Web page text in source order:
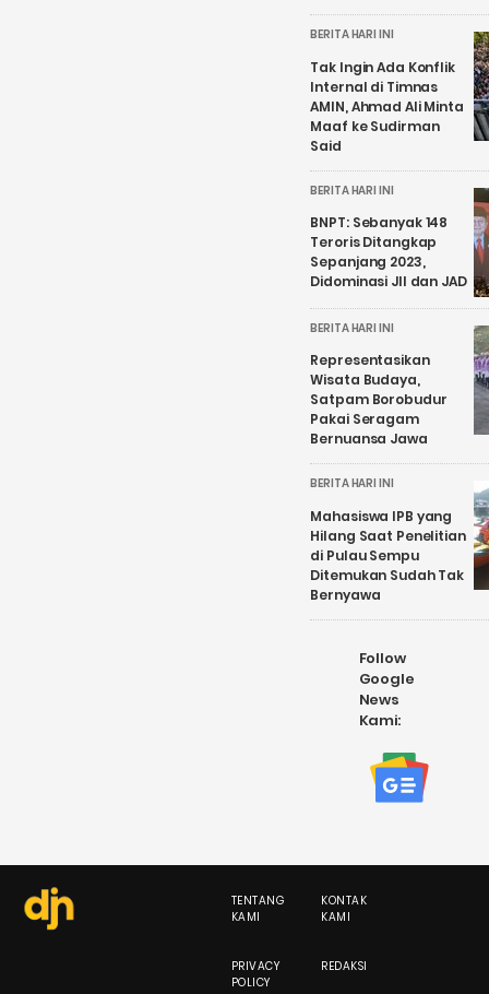
BERITA HARI INI
Tak Ingin Ada Konflik
Internal di Timnas
AMIN, Ahmad Ali Minta
Maaf ke Sudirman
Said
BERITA HARI INI
BNPT: Sebanyak 148
Teroris Ditangkap
Sepanjang 2023,
Didominasi JII dan JAD
BERITA HARI INI
Representasikan
Wisata Budaya,
Satpam Borobudur
Pakai Seragam
Bernuansa Jawa
BERITA HARI INI
Mahasiswa IPB yang
Hilang Saat Penelitian
di Pulau Sempu
Ditemukan Sudah Tak
Bernyawa
Follow
Google
News
Kami:
TENTANG
KAMI
KONTAK
KAMI
PRIVACY
POLICY
REDAKSI